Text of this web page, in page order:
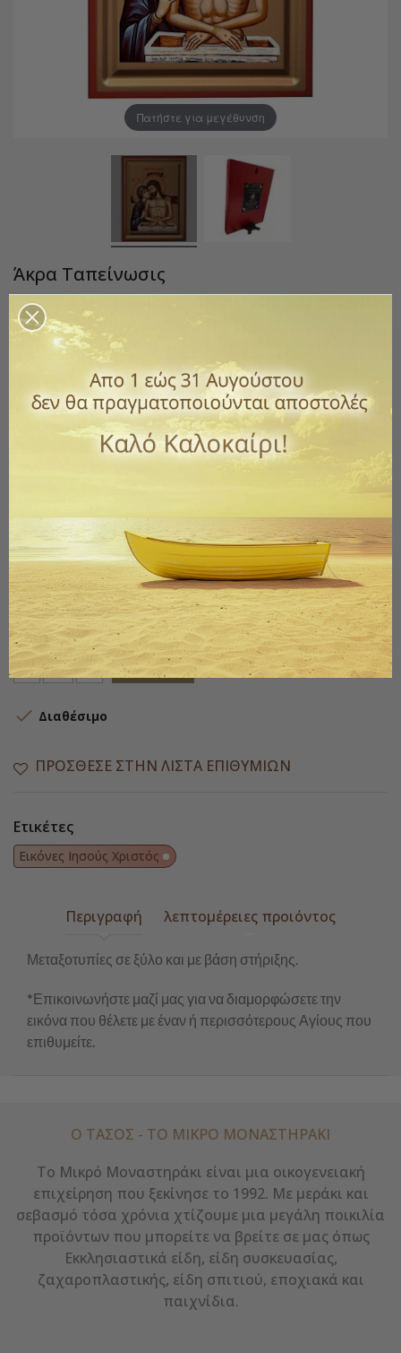
Πατήστε για μεγέθυνση
Άκρα Ταπείνωσις
Κωδικός PM103
5,00 €
Μεταξοτυπίες σε ξύλο και με βάση στήριξης. Εκτός την διάσταση
7χ9 εκ. , όλες οι υπόλοιπες διαστάσεις βγαίνουν σε σκαφτό ξύλο.
Μέγεθος εικόνας
Ποσότητα
ΑΓΟΡΆ
 Διαθέσιμο
ΠΡΌΣΘΕΣΕ ΣΤΗΝ ΛΊΣΤΑ ΕΠΙΘΥΜΙΏΝ
Ετικέτες
Εικόνες Ιησούς Χριστός
Περιγραφή λεπτομέρειες προιόντος
Μεταξοτυπίες σε ξύλο και με βάση στήριξης.
*Επικοινωνήστε μαζί μας για να διαμορφώσετε την
εικόνα που θέλετε με έναν ή περισσότερους Αγίους που
επιθυμείτε.
Ο ΤΑΣΟΣ - ΤΟ ΜΙΚΡΌ ΜΟΝΑΣΤΗΡΆΚΙ
Το Μικρό Μοναστηράκι είναι μια οικογενειακή
επιχείρηση που ξεκίνησε το 1992. Με μεράκι και
σεβασμό τόσα χρόνια χτίζουμε μια μεγάλη ποικιλία
προϊόντων που μπορείτε να βρείτε σε μας όπως
Εκκλησιαστικά είδη, είδη συσκευασίας,
ζαχαροπλαστικής, είδη σπιτιού, εποχιακά και
παιχνίδια.